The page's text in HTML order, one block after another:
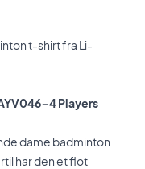
t-shirt fra Li-
4 Players
dame badminton
har den et flot